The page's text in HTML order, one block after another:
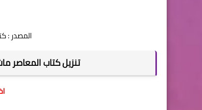
المصدر :
تنزيل كتاب المعاصر ماث